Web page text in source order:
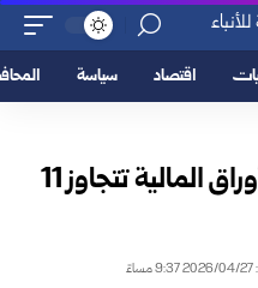
اقتصاد سياسة
تداولات سوق دمشق للأوراق المالية تتجاوز 11